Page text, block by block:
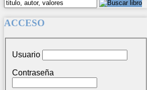
ACCESO
Usuario
Contraseña